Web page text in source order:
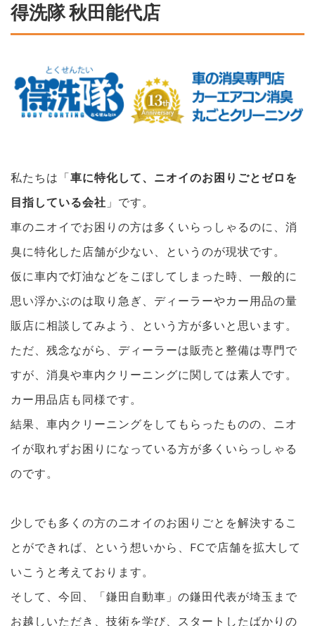
得洗隊 秋田能代店
私たちは「車に特化して、ニオイのお困りごとゼロを
目指している会社 」です。
車のニオイでお困りの方は多くいらっしゃるのに、消
臭に特化した店舗が少ない、というのが現状です。
仮に車内で灯油などをこぼしてしまった時、一般的に
思い浮かぶのは取り急ぎ、ディーラーやカー用品の量
販店に相談してみよう、という方が多いと思います。
ただ、残念ながら、ディーラーは販売と整備は専門で
すが、消臭や車内クリーニングに関しては素人です。
カー用品店も同様です。
結果、車内クリーニングをしてもらったものの、ニオ
イが取れずお困りになっている方が多くいらっしゃる
のです。
少しでも多くの方のニオイのお困りごとを解決するこ
とができれば、という想いから、FCで店舗を拡大して
いこうと考えております。
そして、今回、「鎌田自動車」の鎌田代表が埼玉まで
お越しいただき、技術を学び、スタートしたばかりの